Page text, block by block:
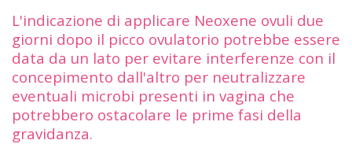
L'indicazione di applicare Neoxene ovuli due
giorni dopo il picco ovulatorio potrebbe essere
data da un lato per evitare interferenze con il
concepimento dall'altro per neutralizzare
eventuali microbi presenti in vagina che
potrebbero ostacolare le prime fasi della
gravidanza.